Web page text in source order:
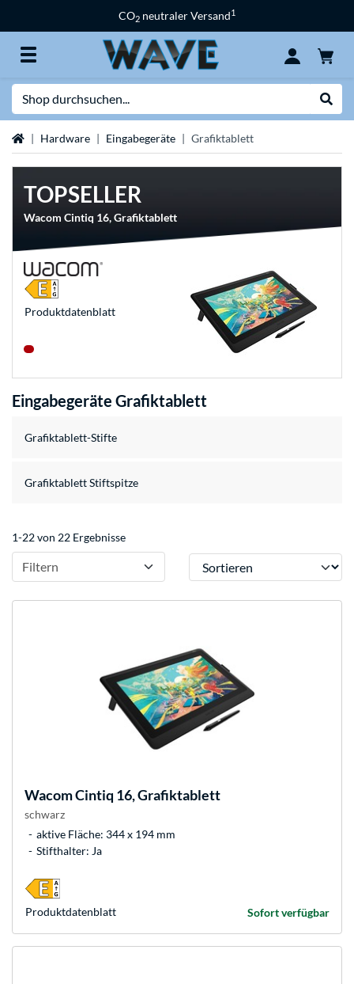
CO2 neutraler Versand1
StartseiteHardware Eingabegeräte Grafiktablett
TOPSELLER
Wacom Cintiq 16, Grafiktablett
Produkt­datenblatt
Eingabegeräte Grafiktablett
Grafiktablett-Stifte
Grafiktablett Stiftspitze
1-22 von 22 Ergebnisse
Filtern Sortieren
WacomCintiq 16, Grafiktablett
schwarz
aktive Fläche: 344 x 194 mm
Stifthalter: Ja
Sofort verfügbar
Produkt­datenblatt